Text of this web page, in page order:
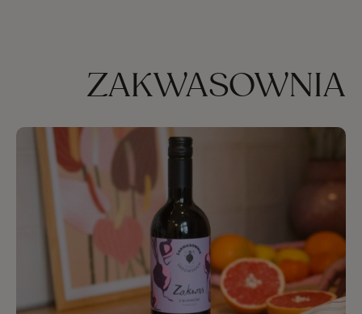
ZAKWASOWNIA